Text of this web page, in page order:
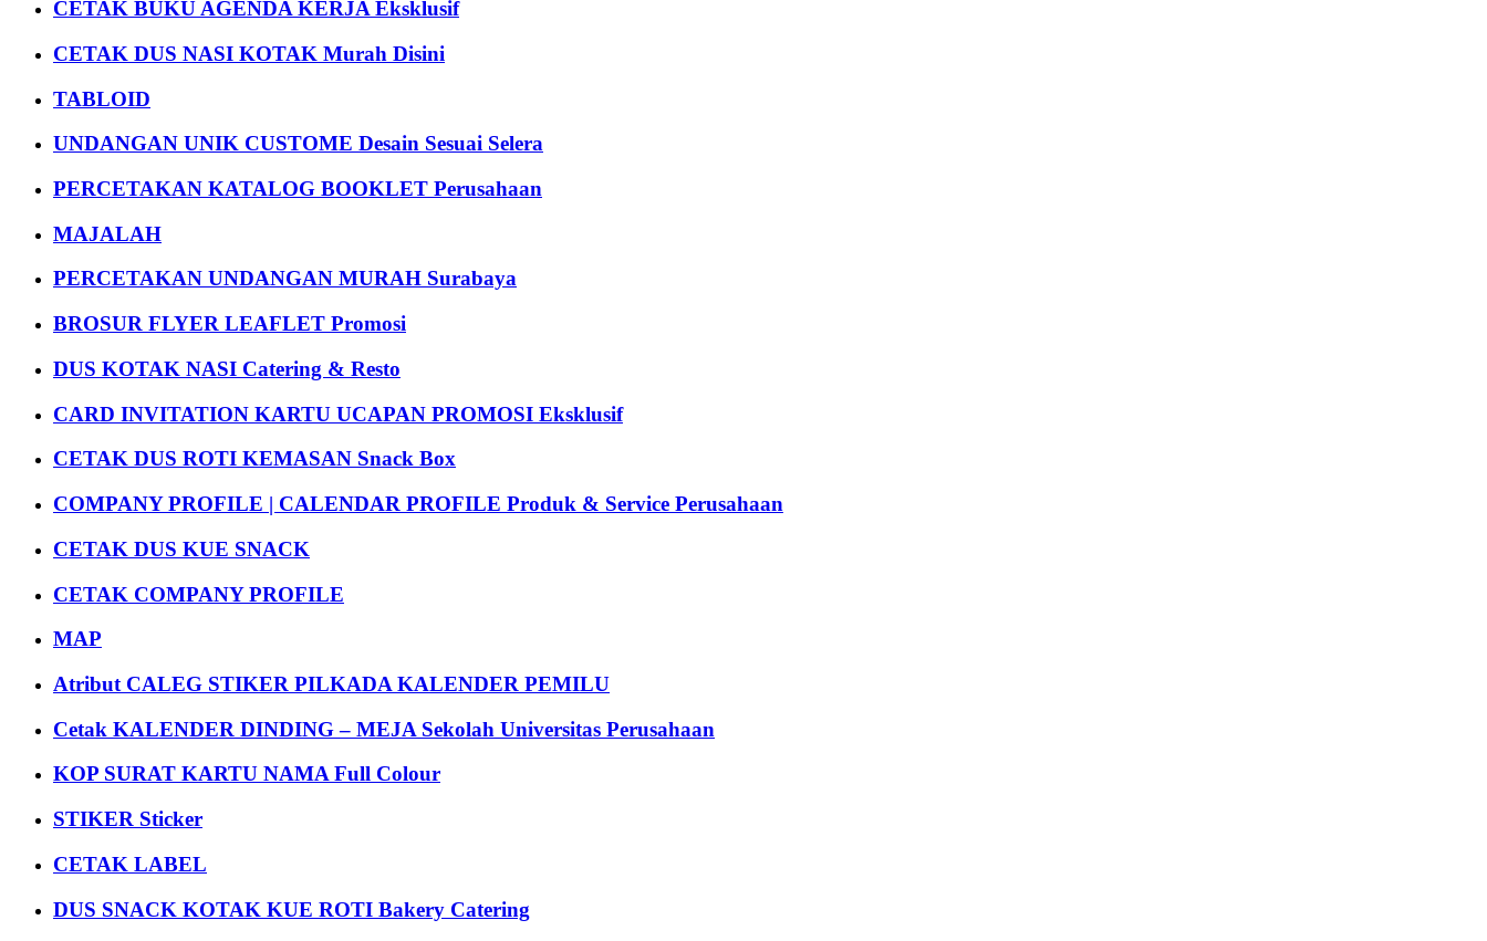
CETAK BUKU AGENDA KERJA Eksklusif
CETAK DUS NASI KOTAK Murah Disini
TABLOID
UNDANGAN UNIK CUSTOME Desain Sesuai Selera
PERCETAKAN KATALOG BOOKLET Perusahaan
MAJALAH
PERCETAKAN UNDANGAN MURAH Surabaya
BROSUR FLYER LEAFLET Promosi
DUS KOTAK NASI Catering & Resto
CARD INVITATION KARTU UCAPAN PROMOSI Eksklusif
CETAK DUS ROTI KEMASAN Snack Box
COMPANY PROFILE | CALENDAR PROFILE Produk & Service Perusahaan
CETAK DUS KUE SNACK
CETAK COMPANY PROFILE
MAP
Atribut CALEG STIKER PILKADA KALENDER PEMILU
Cetak KALENDER DINDING – MEJA Sekolah Universitas Perusahaan
KOP SURAT KARTU NAMA Full Colour
STIKER Sticker
CETAK LABEL
DUS SNACK KOTAK KUE ROTI Bakery Catering